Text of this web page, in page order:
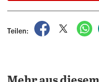
Teilen:
auf Facebook
auf X